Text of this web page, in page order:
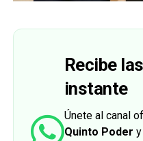
Recibe
instante
Únete al canal
Quinto Poder